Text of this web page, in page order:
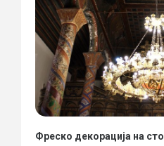
Фреско декорација на